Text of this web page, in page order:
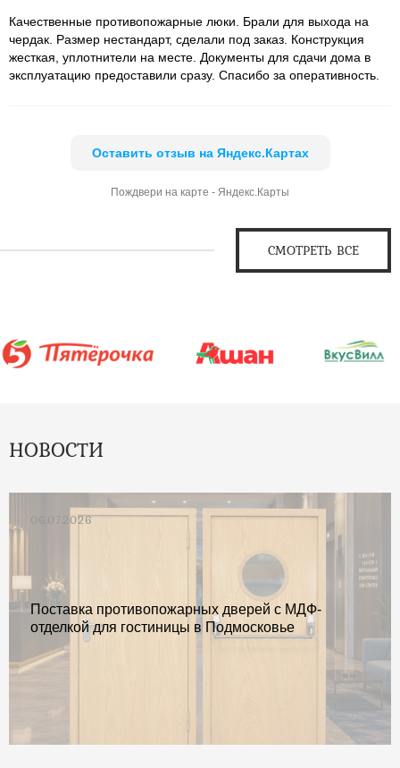
Качественные противопожарные люки. Брали для выхода на
чердак. Размер нестандарт, сделали под заказ. Конструкция
жесткая, уплотнители на месте. Документы для сдачи дома в
эксплуатацию предоставили сразу. Спасибо за оперативность.
Оставить отзыв на Яндекс.Картах
Пождвери на карте - Яндекс.Карты
СМОТРЕТЬ ВСЕ
НОВОСТИ
06.07.2026
Поставка противопожарных дверей с МДФ-
отделкой для гостиницы в Подмосковье